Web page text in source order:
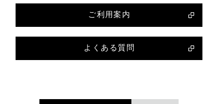
ご利用案内
よくある質問